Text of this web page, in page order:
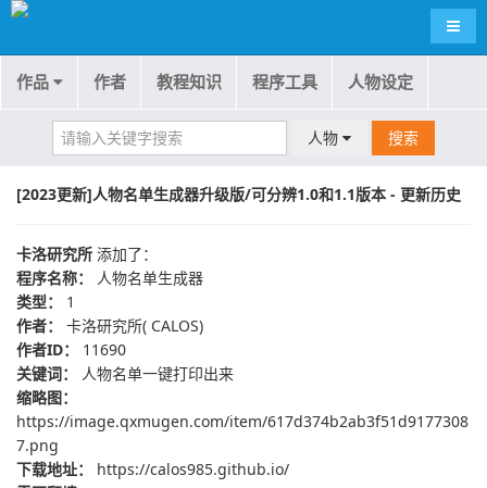
导航
作品 作者 教程知识 程序工具 人物设定
人物 搜索
[2023更新]人物名单生成器升级版/可分辨1.0和1.1版本 - 更新历史
卡洛研究所 添加了：
程序名称： 人物名单生成器
类型： 1
作者： 卡洛研究所( CALOS)
作者ID： 11690
关键词： 人物名单一键打印出来
缩略图：
https://image.qxmugen.com/item/617d374b2ab3f51d9177308
7.png
下载地址： https://calos985.github.io/